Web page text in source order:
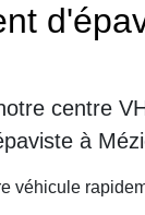
centre
à
véhicule